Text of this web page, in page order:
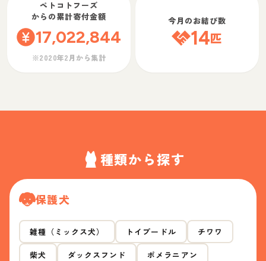
ペトコトフーズ
からの累計寄付金額
17,022,844
※2020年2月から集計
今月のお結び数
14匹
種類から探す
保護犬
雑種（ミックス犬） トイプードル チワワ
柴犬 ダックスフンド ポメラニアン